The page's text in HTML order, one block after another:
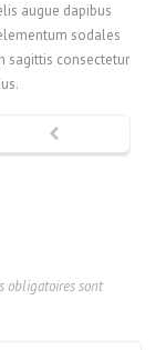
augue dapibus
sodales
sagittis consectetur
obligatoires sont